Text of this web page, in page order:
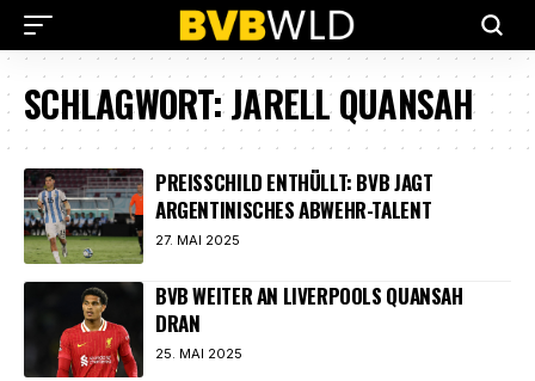
SCHLAGWORT:JARELL QUANSAH
PREISSCHILD ENTHÜLLT: BVB JAGT
ARGENTINISCHES ABWEHR-TALENT
27. MAI 2025
BVB WEITER AN LIVERPOOLS QUANSAH
DRAN
25. MAI 2025